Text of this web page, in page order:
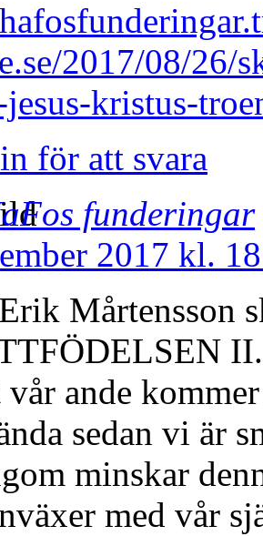
2017/08/26/
jesus-kristus-
för att svara
funderingar
2017 kl.
vår ande
sedan vi är
minskar
med vår